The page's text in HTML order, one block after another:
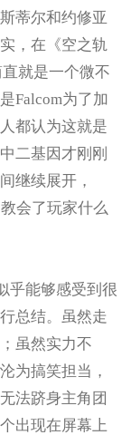
蒂尔和约修亚
，在《空之轨
就是一个微不
Falcom为了加
都认为这就是
二基因才刚刚
继续展开，
会了玩家什么
乎能够感受到很
总结。虽然走
虽然实力不
为搞笑担当，
法跻身主角团
出现在屏幕上